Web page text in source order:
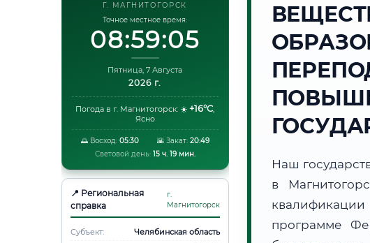
Г. МАГНИТОГОРСК
Точное местное время:
08:59:06
Пятница, 7 Августа
2026 г.
Погода в г. Магнитогорск: ☀️ +16°C,
Ясно
🌅 Восход: 05:30 🌇 Закат: 20:49
Световой день: 15 ч. 19 мин.
📍 Региональная
справка
г.
Магнитогорск
Субъект:
Челябинская область
Наш
в
программе